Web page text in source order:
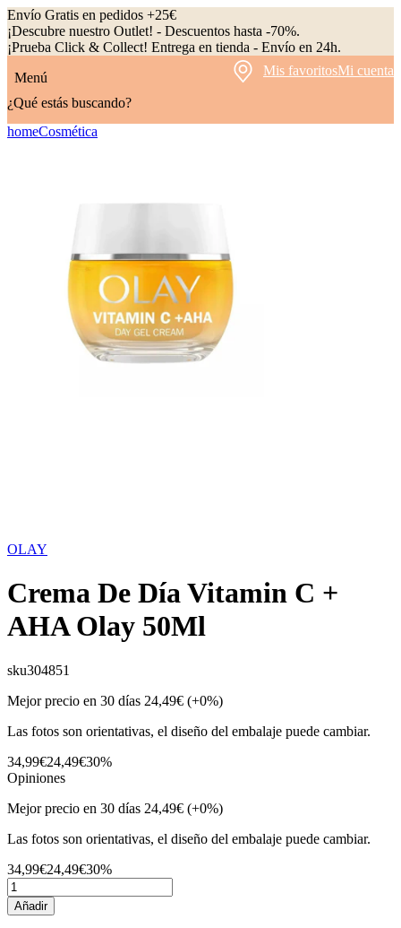
Envío Gratis en pedidos +25€
¡Descubre nuestro Outlet! - Descuentos hasta -70%.
¡Prueba Click & Collect! Entrega en tienda - Envío en 24h.
Menú
Mis favoritosMi cuenta
¿Qué estás buscando?
homeCosmética
OLAY
Crema De Día Vitamin C +
AHA Olay 50Ml
sku304851
Mejor precio en 30 días 24,49€ (+0%)
Las fotos son orientativas, el diseño del embalaje puede cambiar.
34,99€24,49€30%
Opiniones
Mejor precio en 30 días 24,49€ (+0%)
Las fotos son orientativas, el diseño del embalaje puede cambiar.
34,99€24,49€30%
Añadir